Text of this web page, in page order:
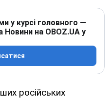
у курсі головного —
Новини на OBOZ.UA у
російських